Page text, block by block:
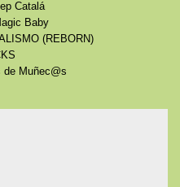
Catalá
Baby
(REBORN)
de Muñec@s